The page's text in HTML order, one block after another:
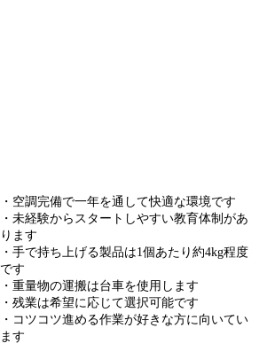
・空調完備で一年を通して快適な環境です
・未経験からスタートしやすい教育体制があ
ります
・手で持ち上げる製品は1個あたり約4kg程度
です
・重量物の運搬は台車を使用します
・残業は希望に応じて選択可能です
・コツコツ進める作業が好きな方に向いてい
ます